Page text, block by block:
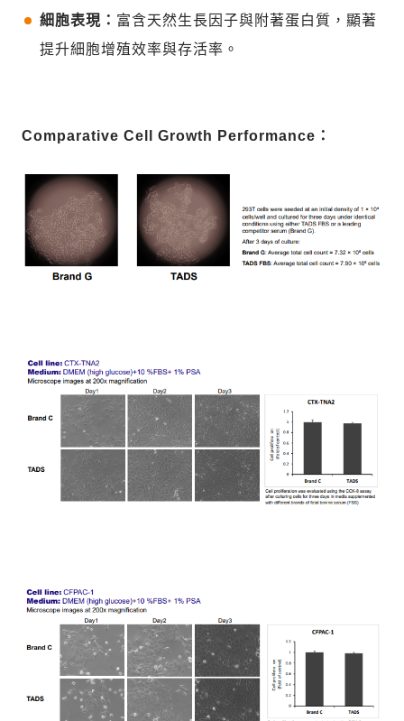
細胞表現： 富含天然生長因子與附著蛋白質，顯著
提升細胞增殖效率與存活率。
Comparative Cell Growth Performance：